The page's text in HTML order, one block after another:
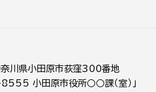
県小田原市荻窪300番地
小田原市役所○○課（室）」